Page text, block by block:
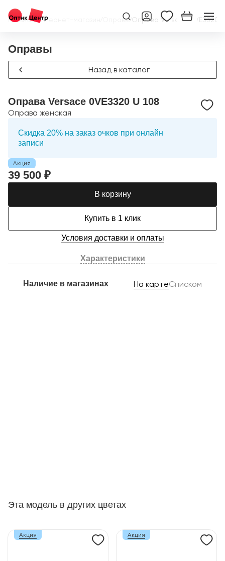
Главная/Интернет-магазин Оправы/Оправа Versace 0VE3320
Оправы
Назад в каталог
Оправа Versace 0VE3320 U 108
Оправа женская
Скидка 20% на заказ очков при онлайн
записи
Акция
39 500 ₽
В корзину
Купить в 1 клик
Условия доставки и оплаты
Характеристики
Наличие в магазинах На картеСписком
Эта модель в других цветах
Акция Акция